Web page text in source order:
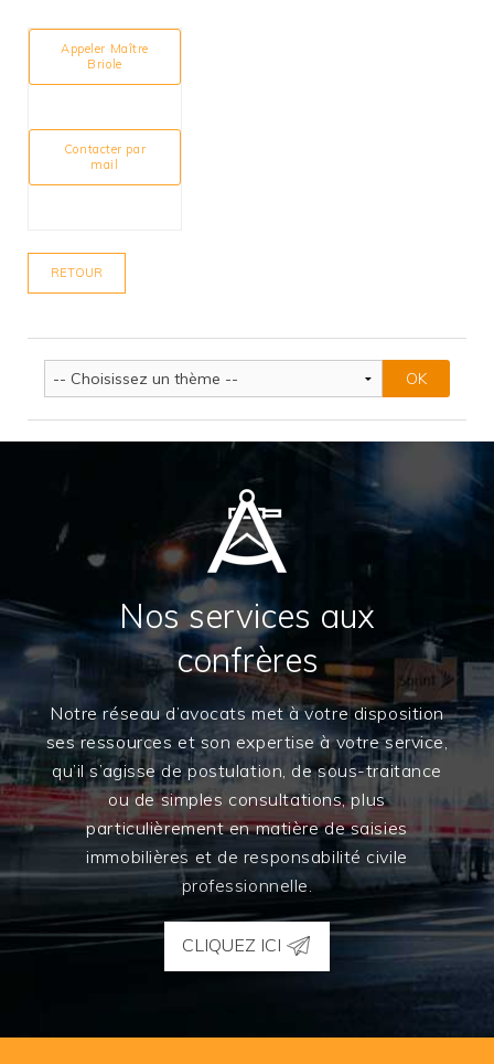
Appeler Maître
Briole
Contacter par
mail
RETOUR
Nos services aux
confrères
Notre réseau d’avocats met à votre disposition
ses ressources et son expertise à votre service,
qu’il s’agisse de postulation, de sous-traitance
ou de simples consultations, plus
particulièrement en matière de saisies
immobilières et de responsabilité civile
professionnelle.
CLIQUEZ ICI